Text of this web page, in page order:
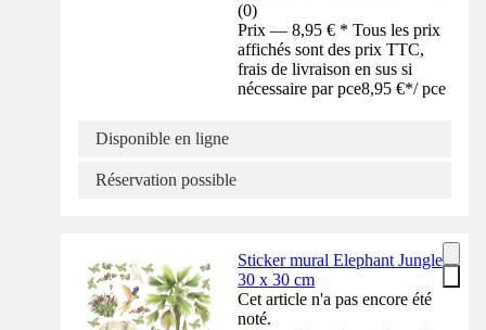
(0)
Prix — 8,95 € * Tous les prix
affichés sont des prix TTC,
frais de livraison en sus si
nécessaire par pce8,95 €*/ pce
Disponible en ligne
Réservation possible
Sticker mural Elephant Jungle
30 x 30 cm
Cet article n'a pas encore été
noté.